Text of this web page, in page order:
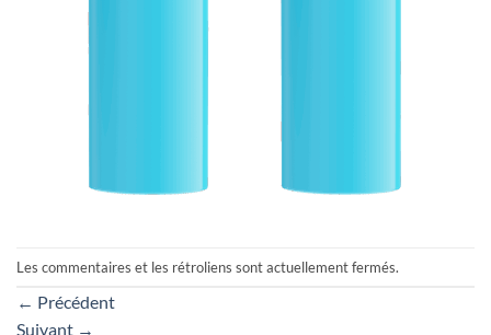
Les commentaires et les rétroliens sont actuellement fermés.
← Précédent
Suivant →